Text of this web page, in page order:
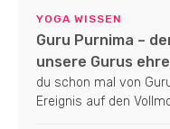
YOGA WISSEN
Guru Purnima –
unsere Gurus
du schon mal von
Ereignis auf den